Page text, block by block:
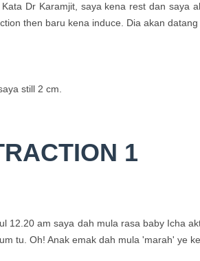
Dr Karamjit, saya kena rest dan saya
then baru kena induce. Dia akan
still 2 cm.
1
12.20 am saya dah mula rasa baby Icha
tu. Oh! Anak emak dah mula 'marah' ye